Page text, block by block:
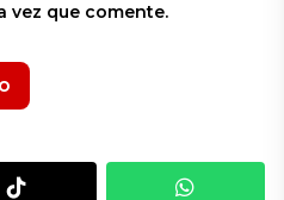
vez que comente.